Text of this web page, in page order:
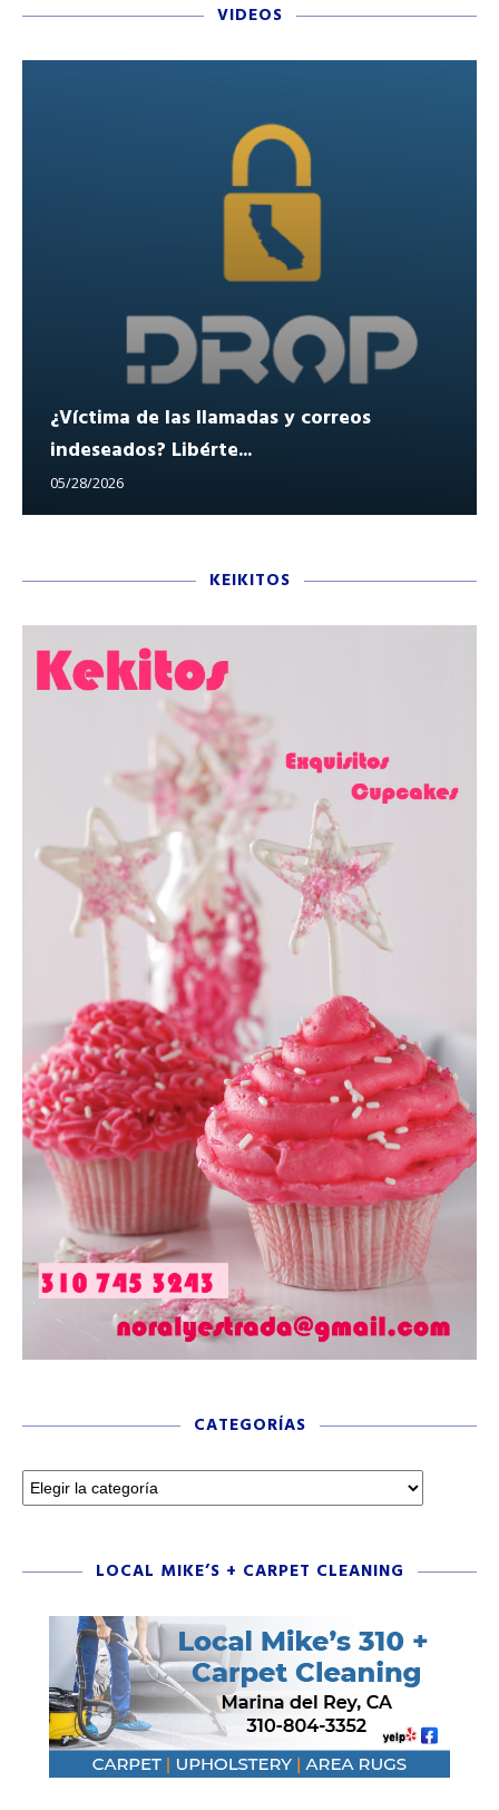
VIDEOS
¿Víctima de las llamadas y correos
indeseados? Libérte...
05/28/2026
KEIKITOS
CATEGORÍAS
LOCAL MIKE’S + CARPET CLEANING